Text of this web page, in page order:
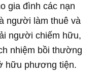
gia đình các nạn
người làm thuê và
người chiếm hữu,
nhiệm bồi thường
hữu phương tiện.